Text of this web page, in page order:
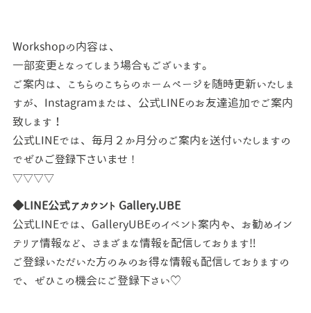
Workshopの内容は、
一部変更となってしまう場合もございます。
ご案内は、こちらのこちらのホームページを随時更新いたしま
すが、 Instagramまたは、 公式LINEのお友達追加でご案内
致します！
公式LINEでは、毎月２か月分のご案内を送付いたしますの
でぜひ ご登録下さいませ！
▽▽▽▽
◆LINE公式アカウント Gallery.UBE
公式LINEでは、GalleryUBEのイベント案内や、お勧めイン
テリア情報など、 さまざまな情報を配信しております‼
ご登録いただいた方のみのお得な情報も配信しておりますの
で、ぜひこの機会にご登録下さい♡